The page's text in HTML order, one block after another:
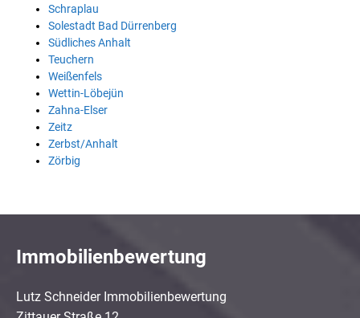
Schraplau
Solestadt Bad Dürrenberg
Südliches Anhalt
Teuchern
Weißenfels
Wettin-Löbejün
Zahna-Elser
Zeitz
Zerbst/Anhalt
Zörbig
Immobilienbewertung
Lutz Schneider Immobilienbewertung